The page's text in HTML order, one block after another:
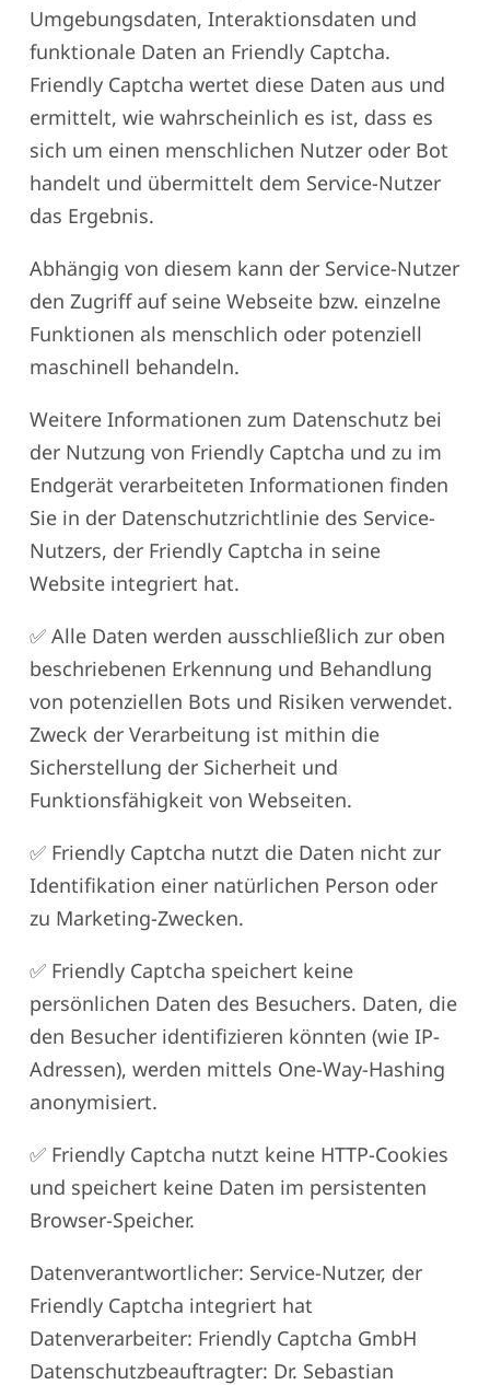
Umgebungsdaten, Interaktionsdaten und
funktionale Daten an Friendly Captcha.
Friendly Captcha wertet diese Daten aus und
ermittelt, wie wahrscheinlich es ist, dass es
sich um einen menschlichen Nutzer oder Bot
handelt und übermittelt dem Service-Nutzer
das Ergebnis.
Abhängig von diesem kann der Service-Nutzer
den Zugriff auf seine Webseite bzw. einzelne
Funktionen als menschlich oder potenziell
maschinell behandeln.
Weitere Informationen zum Datenschutz bei
der Nutzung von Friendly Captcha und zu im
Endgerät verarbeiteten Informationen finden
Sie in der Datenschutzrichtlinie des Service-
Nutzers, der Friendly Captcha in seine
Website integriert hat.
✅ Alle Daten werden ausschließlich zur oben
beschriebenen Erkennung und Behandlung
von potenziellen Bots und Risiken verwendet.
Zweck der Verarbeitung ist mithin die
Sicherstellung der Sicherheit und
Funktionsfähigkeit von Webseiten.
✅ Friendly Captcha nutzt die Daten nicht zur
Identifikation einer natürlichen Person oder
zu Marketing-Zwecken.
✅ Friendly Captcha speichert keine
persönlichen Daten des Besuchers. Daten, die
den Besucher identifizieren könnten (wie IP-
Adressen), werden mittels One-Way-Hashing
anonymisiert.
✅ Friendly Captcha nutzt keine HTTP-Cookies
und speichert keine Daten im persistenten
Browser-Speicher.
Datenverantwortlicher: Service-Nutzer, der
Friendly Captcha integriert hat
Datenverarbeiter: Friendly Captcha GmbH
Datenschutzbeauftragter: Dr. Sebastian